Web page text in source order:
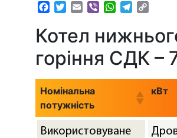
Facebook
TwitterEmailViberWhatsApp
Telegram
Котел
горіння СДК –
Номінальна
потужність
кВт
Використовуване